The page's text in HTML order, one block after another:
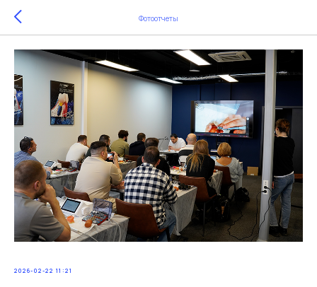
Фотоотчеты
2026-02-22 11:21